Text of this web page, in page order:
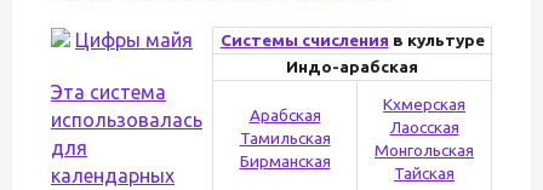
Системы счисления в культуре
Индо-арабская
Арабская
Тамильская
Бирманская
Кхмерская
Лаосская
Монгольская
Тайская
Цифры майя
Эта система
использовалась
для
календарных